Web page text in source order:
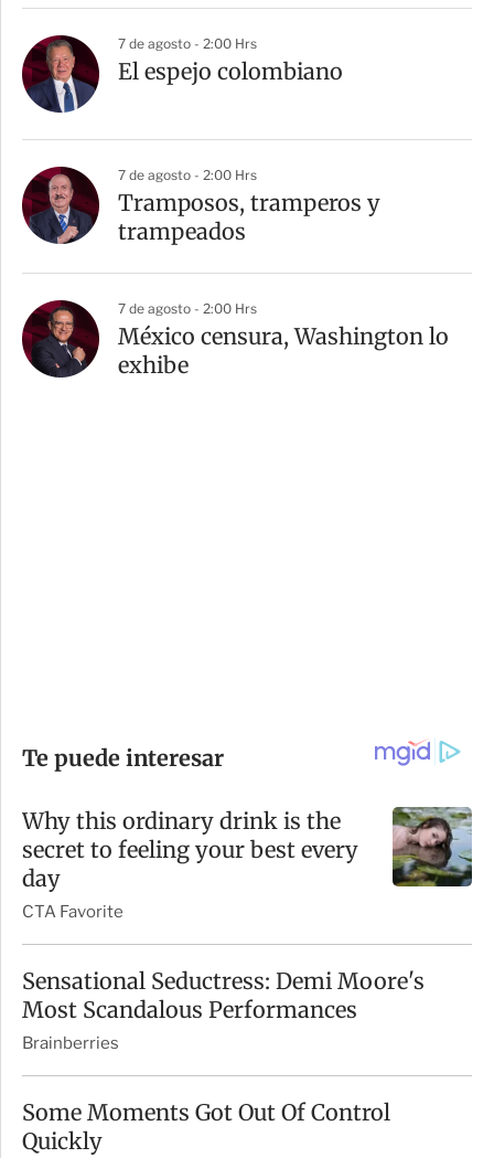
7 de agosto - 2:00 Hrs
El espejo colombiano
7 de agosto - 2:00 Hrs
Tramposos, tramperos y
trampeados
7 de agosto - 2:00 Hrs
México censura, Washington lo
exhibe